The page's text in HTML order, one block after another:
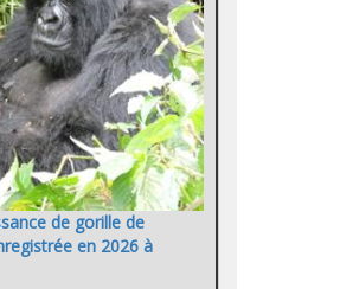
de gorille de
en 2026 à